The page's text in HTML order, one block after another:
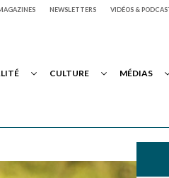
NEWSLETTERS VIDÉOS &
CULTURE MÉDIAS